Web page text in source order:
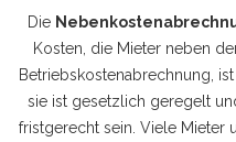
Die
Kosten, die Mieter neben
Betriebskostenabrechnung ,
sie ist gesetzlich geregelt
fristgerecht sein. Viele Mieter